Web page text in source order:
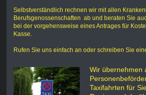
Selbstverständlich rechnen wir mit allen
Berufsgenossenschaften ab und beraten Sie
bei der vorgehensweise eines Antrages für
Kasse.
Rufen Sie uns einfach an oder schreiben Sie
Wir übernehmen
Taxifahrten für